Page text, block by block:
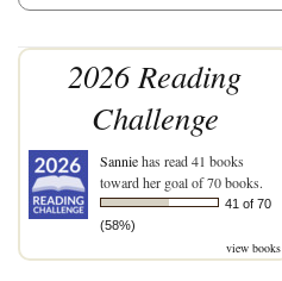
2026 Reading
Challenge
Sanniehas read 41 books
toward her goal of 70 books.
41 of 70
(58%)
view books